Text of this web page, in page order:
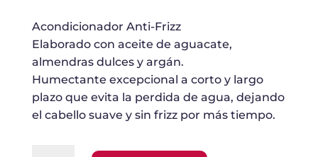
Acondicionador Anti-Frizz
Elaborado con aceite de aguacate,
almendras dulces y argán.
Humectante excepcional a corto y largo
plazo que evita la perdida de agua, dejando
el cabello suave y sin frizz por más tiempo.
Acondicionador